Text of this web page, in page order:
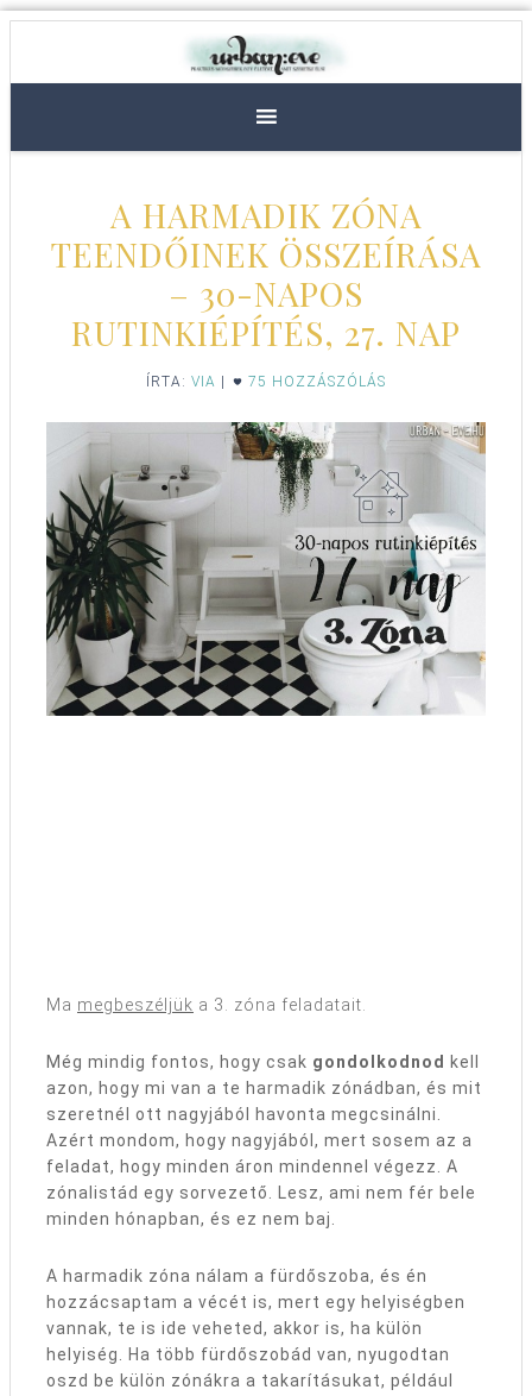
A HARMADIK ZÓNA
TEENDŐINEK ÖSSZEÍRÁSA
– 30-NAPOS
RUTINKIÉPÍTÉS, 27. NAP
ÍRTA: VIA 75 HOZZÁSZÓLÁS
Ma megbeszéljük a 3. zóna feladatait.
Még mindig fontos, hogy csak gondolkodnod
kell
azon, hogy mi van a te harmadik zónádban, és mit
szeretnél ott nagyjából havonta megcsinálni.
Azért mondom, hogy nagyjából, mert sosem az a
feladat, hogy minden áron mindennel végezz. A
zónalistád egy sorvezető. Lesz, ami nem fér bele
minden hónapban, és ez nem baj.
A harmadik zóna nálam a fürdőszoba, és én
hozzácsaptam a vécét is, mert egy helyiségben
vannak, te is ide veheted, akkor is, ha külön
helyiség. Ha több fürdőszobád van, nyugodtan
oszd be külön zónákra a takarításukat, például